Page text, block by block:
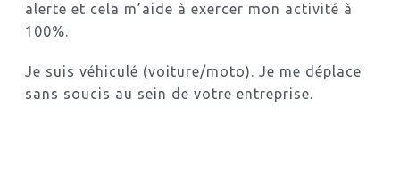
alerte et cela m’aide à exercer mon activité à
100%.
Je suis véhiculé (voiture/moto). Je me déplace
sans soucis au sein de votre entreprise.